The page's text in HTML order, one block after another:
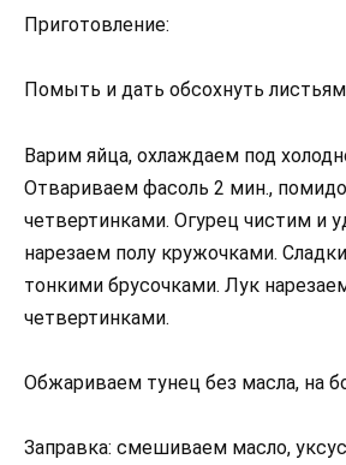
Приготовление:
Помыть и дать обсохнуть листьям
Варим яйца, охлаждаем под
Отвариваем фасоль 2 мин.,
четвертинками. Огурец чистим и
нарезаем полу кружочками.
тонкими брусочками. Лук
четвертинками.
Обжариваем тунец без масла, на
Заправка: смешиваем масло,